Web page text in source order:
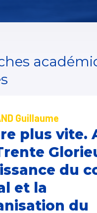
Guillaume
plus vite.
du
et la
du